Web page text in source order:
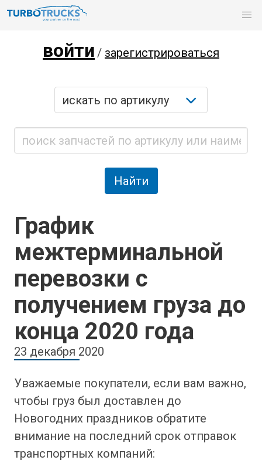
войти / зарегистрироваться
График
межтерминальной
перевозки с
получением груза до
конца 2020 года
23 декабря 2020
Уважаемые покупатели, если вам важно,
чтобы груз был доставлен до
Новогодних праздников обратите
внимание на последний срок отправок
транспортных компаний: